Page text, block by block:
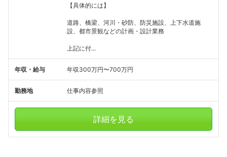
【具体的には】
道路、橋梁、河川・砂防、防災施設、上下水道施
設、都市景観などの計画・設計業務
上記に付...
年収・給与 年収300万円〜700万円
勤務地 仕事内容参照
詳細を見る